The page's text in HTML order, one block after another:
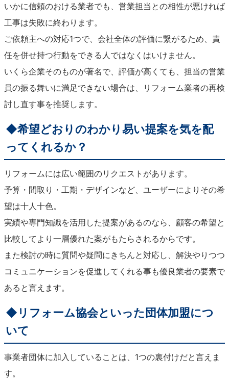
いかに信頼のおける業者でも、営業担当との相性が悪ければ
工事は失敗に終わります。
ご依頼主への対応1つで、会社全体の評価に繋がるため、責
任を併せ持つ行動をできる人ではなくはいけません。
いくら企業そのものが著名で、評価が高くても、担当の営業
員の振る舞いに満足できない場合は、リフォーム業者の再検
討し直す事を推奨します。
◆希望どおりのわかり易い提案を気を配
ってくれるか？
リフォームには広い範囲のリクエストがあります。
予算・間取り・工期・デザインなど、ユーザーによりその希
望は十人十色。
実績や専門知識を活用した提案があるのなら、顧客の希望と
比較してより一層優れた案がもたらされるからです。
また検討の時に質問や疑問にきちんと対応し、解決やりつつ
コミュニケーションを促進してくれる事も優良業者の要素で
あると言えます。
◆リフォーム協会といった団体加盟につ
いて
事業者団体に加入していることは、1つの裏付けだと言えま
す。